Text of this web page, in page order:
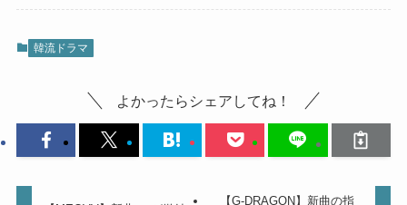
韓流ドラマ
よかったらシェアしてね！
【G-DRAGON】新曲の指